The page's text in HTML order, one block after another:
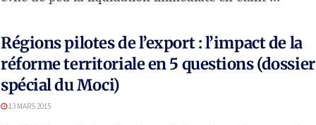
Régions pilotes de l’export : l’impact de la
réforme territoriale en 5 questions (dossier
spécial du Moci)
13 MARS 2015